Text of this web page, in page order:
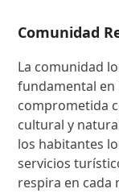
Comunidad
La comunidad
fundamental en
comprometida
cultural y
los habitantes
servicios
respira en cada